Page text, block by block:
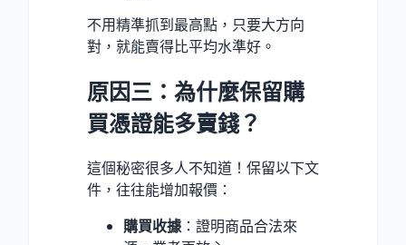
不用精準抓到最高點，只要大方向
對，就能賣得比平均水準好。
原因三：為什麼保留購
買憑證能多賣錢？
這個秘密很多人不知道！保留以下文
件，往往能增加報價：
購買收據 ：證明商品合法來